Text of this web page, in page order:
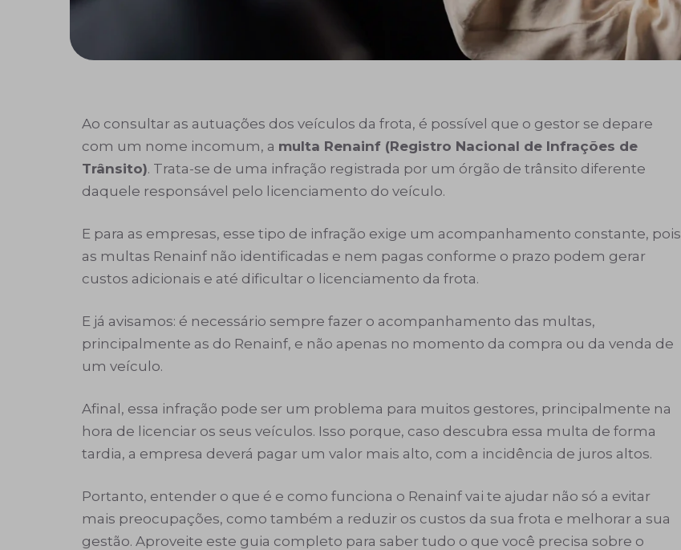
Ao consultar as autuações dos veículos da frota, é possível que o gestor se depare
com um nome incomum, a multa Renainf (Registro Nacional de Infrações de
Trânsito). Trata-se de uma infração registrada por um órgão de trânsito diferente
daquele responsável pelo licenciamento do veículo.
E para as empresas, esse tipo de infração exige um acompanhamento constante, pois
as multas Renainf não identificadas e nem pagas conforme o prazo podem gerar
custos adicionais e até dificultar o licenciamento da frota.
E já avisamos: é necessário sempre fazer o acompanhamento das multas,
principalmente as do Renainf, e não apenas no momento da compra ou da venda de
um veículo.
Afinal, essa infração pode ser um problema para muitos gestores, principalmente na
hora de licenciar os seus veículos. Isso porque, caso descubra essa multa de forma
tardia, a empresa deverá pagar um valor mais alto, com a incidência de juros altos.
Portanto, entender o que é e como funciona o Renainf vai te ajudar não só a evitar
mais preocupações, como também a reduzir os custos da sua frota e melhorar a sua
gestão. Aproveite este guia completo para saber tudo o que você precisa sobre o